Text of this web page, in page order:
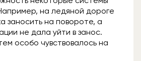
на ледяной дороге
заносить на повороте, а
не дала уйти в занос.
особо чувствовалось на